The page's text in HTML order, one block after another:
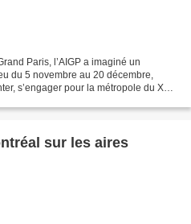
Paris, l’AIGP a imaginé un
du 5 novembre au 20 décembre,
s’engager pour la métropole du XXIe
sur les aires